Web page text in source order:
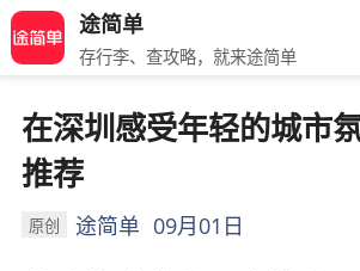
途简单
存行李、查攻略，就来途简单
在深圳感受年轻的城市
推荐
原创 途简单 09月01日